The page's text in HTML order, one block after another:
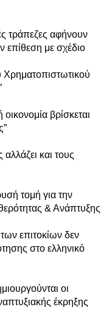
τράπεζες αφήνουν
επίθεση με σχέδιο
βρίσκεται
και τους
τομή για την
& Ανάπτυξης
επιτοκίων δεν
στο ελληνικό
οι
έκρηξης